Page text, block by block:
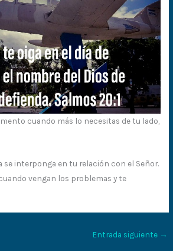
cuando más lo necesitas de tu lado,
se interponga en tu relación con el Señor.
vengan los problemas y te
Entrada siguiente →